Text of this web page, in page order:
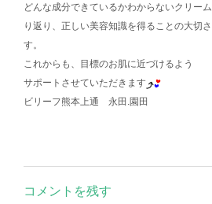
どんな成分できているかわからないクリー
り返り、正しい美容知識を得ることの大切
す。
これからも、目標のお肌に近づけるよう
サポートさせていただきます
ビリーフ熊本上通 永田.園田
コメントを残す